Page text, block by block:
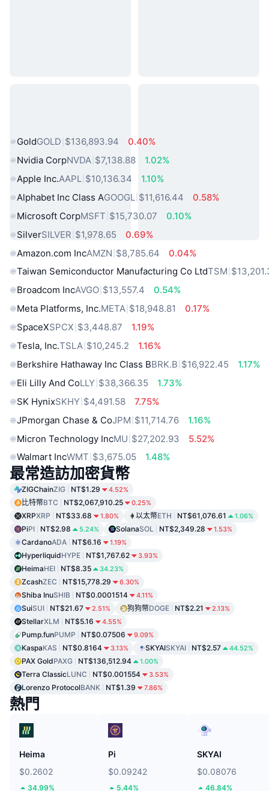
GoldGOLD $136,893.94
0.40%
Nvidia CorpNVDA $7,138.88
1.02%
Apple Inc.AAPL $10,136.34
1.10%
Alphabet Inc Class AGOOGL $11,616.44
0.58%
Microsoft CorpMSFT $15,730.07
0.10%
SilverSILVER $1,978.65
0.69%
Amazon.com IncAMZN $8,785.64
0.04%
Taiwan Semiconductor Manufacturing Co LtdTSM
Broadcom IncAVGO $13,557.4
0.54%
Meta Platforms, Inc.META $18,948.81
0.17%
SpaceXSPCX $3,448.87
1.19%
Tesla, Inc.TSLA $10,245.2
1.16%
Berkshire Hathaway Inc Class BBRK.B $16,922.45
1.17%
Eli Lilly And CoLLY $38,366.35
1.73%
SK HynixSKHY $4,491.58
7.75%
JPmorgan Chase & CoJPM $11,714.76
1.16%
Micron Technology IncMU $27,202.93
5.52%
Walmart IncWMT $3,675.05 1.48%
最常造訪加密貨幣
ZIGChainZIG NT$1.29 4.52%
比特幣BTC NT$2,067,910.25 0.25%
XRPXRP NT$33.68 1.80% 以太幣ETH NT$61,076.61 1.06%
PiPI NT$2.98 5.24% SolanaSOL NT$2,349.28 1.53%
CardanoADA NT$6.16 1.19%
HyperliquidHYPE NT$1,767.62 3.93%
HeimaHEI NT$8.35 34.23%
ZcashZEC NT$15,778.29 6.30%
Shiba InuSHIB NT$0.0001514 4.11%
SuiSUI NT$21.67 2.51% 狗狗幣DOGE NT$2.21 2.13%
StellarXLM NT$5.16 4.55%
Pump.funPUMP NT$0.07506 9.09%
KaspaKAS NT$0.8164 3.13% SKYAISKYAI NT$2.57 44.52%
PAX GoldPAXG NT$136,512.94 1.00%
Terra ClassicLUNC NT$0.001554 3.53%
Lorenzo ProtocolBANK NT$1.39 7.86%
熱門
Heima
$0.2602
34.99%
Pi
$0.09242
5.44%
SKYAI
$0.08076
46.84%